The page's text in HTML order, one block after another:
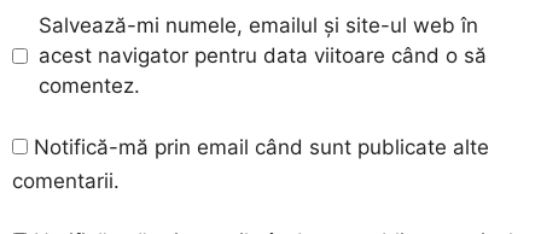
Salvează-mi numele, emailul și site-ul web în
acest navigator pentru data viitoare când o să
comentez.
Notifică-mă prin email când sunt publicate alte
comentarii.